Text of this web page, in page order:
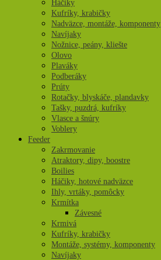
Háčiky
Kufríky, krabičky
Nadväzce, montáže, komponenty
Navíjaky
Nožnice, peány, kliešte
Olovo
Plaváky
Podberáky
Prúty
Rotačky, blyskáče, plandavky
Tašky, puzdrá, kufríky
Vlasce a šnúry
Voblery
Feeder
Zakrmovanie
Atraktory, dipy, boostre
Boilies
Háčiky, hotové nadväzce
Ihly, vrtáky, pomôcky
Krmítka
Závesné
Krmivá
Kufríky, krabičky
Montáže, systémy, komponenty
Navíjaky